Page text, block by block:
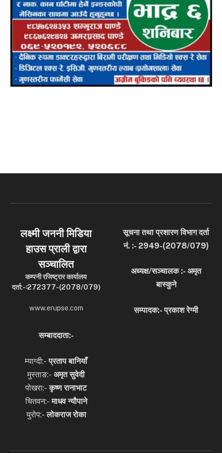
लक्ष्मी जननी मिडिया
हाउस प्राली द्वारा
सञ्चालित
कम्पनी रजिष्ट्रार कार्यालय
दर्ता:-ः272377-(2078/079)
www.erupse.com
सूचना तथा प्रशारण विभाग दर्ता
नं. :- 2949-(2078/079)
अध्यक्ष/सञ्चालक :- अमृत
बास्कुने
सम्पादक:- प्रकाश रेग्मी
सम्बाददाता:-
म्याग्दी:-प्रताप बानियाँ
मुस्ताङ:- अमृत सुवेदी
पोखरा:-कृष्ण रानाभाट
चितवन:-माधव न्यौपाने
युरोप:-लोकराज रोका